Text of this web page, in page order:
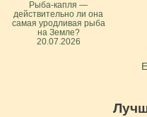
Рыба-капля —
действительно ли она
самая уродливая рыба
на Земле?
20.07.2026